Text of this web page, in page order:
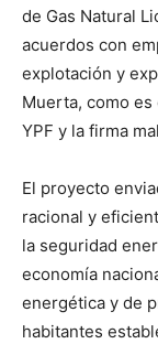
de Gas Natural
acuerdos con
explotación y
Muerta, como
YPF y la firma
El proyecto
racional y
la seguridad
economía
energética y de
habitantes